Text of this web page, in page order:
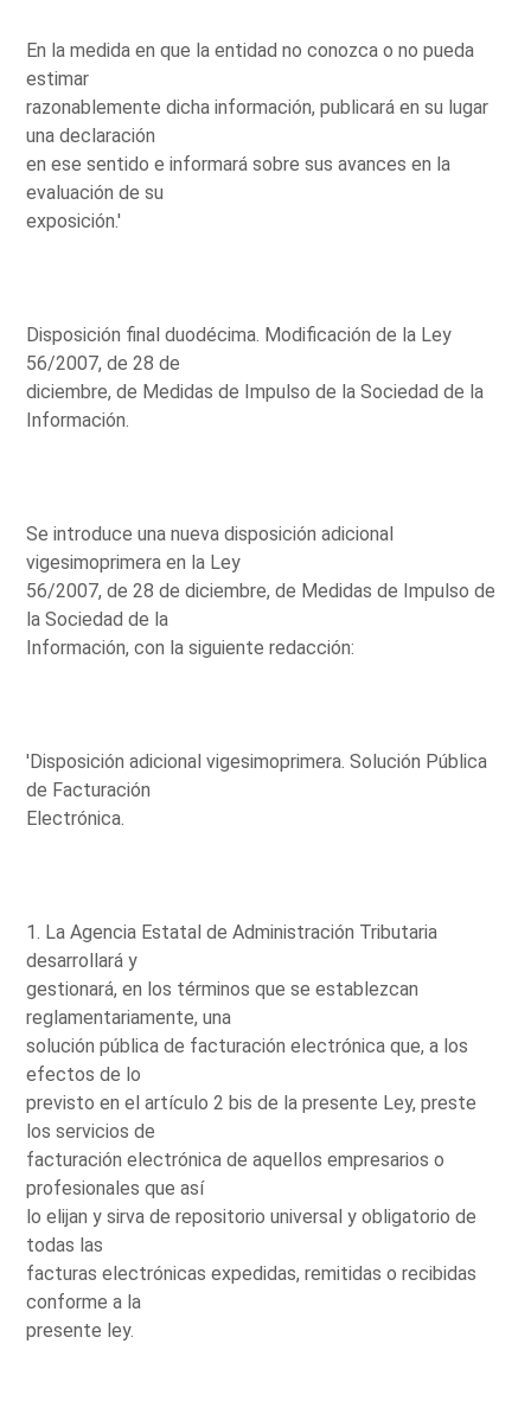
En la medida en que la entidad no conozca o no pueda
estimar
razonablemente dicha información, publicará en su lugar
una declaración
en ese sentido e informará sobre sus avances en la
evaluación de su
exposición.'
Disposición final duodécima. Modificación de la Ley
56/2007, de 28 de
diciembre, de Medidas de Impulso de la Sociedad de la
Información.
Se introduce una nueva disposición adicional
vigesimoprimera en la Ley
56/2007, de 28 de diciembre, de Medidas de Impulso de
la Sociedad de la
Información, con la siguiente redacción:
'Disposición adicional vigesimoprimera. Solución Pública
de Facturación
Electrónica.
1. La Agencia Estatal de Administración Tributaria
desarrollará y
gestionará, en los términos que se establezcan
reglamentariamente, una
solución pública de facturación electrónica que, a los
efectos de lo
previsto en el artículo 2 bis de la presente Ley, preste
los servicios de
facturación electrónica de aquellos empresarios o
profesionales que así
lo elijan y sirva de repositorio universal y obligatorio de
todas las
facturas electrónicas expedidas, remitidas o recibidas
conforme a la
presente ley.